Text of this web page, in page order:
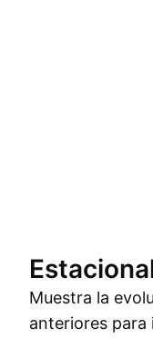
Muestra la
anteriores